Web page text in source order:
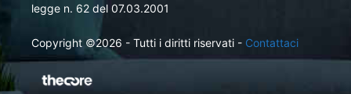
legge n. 62 del 07.03.2001
Copyright ©2026 - Tutti i diritti riservati - Contattaci